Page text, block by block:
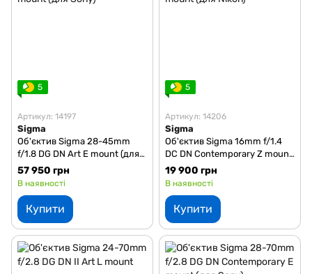
5
Артикул: 14197
Sigma
Об'єктив Sigma 28-45mm
f/1.8 DG DN Art E mount (для
Sony)
57 950 грн
В наявності
Купити
5
Артикул: 14206
Sigma
Об'єктив Sigma 16mm f/1.4
DC DN Contemporary Z mount
(для Nikon)
19 900 грн
В наявності
Купити